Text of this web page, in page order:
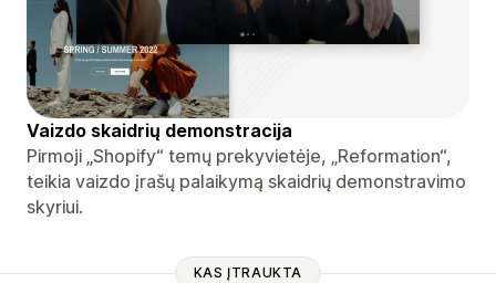
Vaizdo skaidrių demonstracija
Pirmoji „Shopify“ temų prekyvietėje, „Reformation“,
teikia vaizdo įrašų palaikymą skaidrių demonstravimo
skyriui.
KAS ĮTRAUKTA